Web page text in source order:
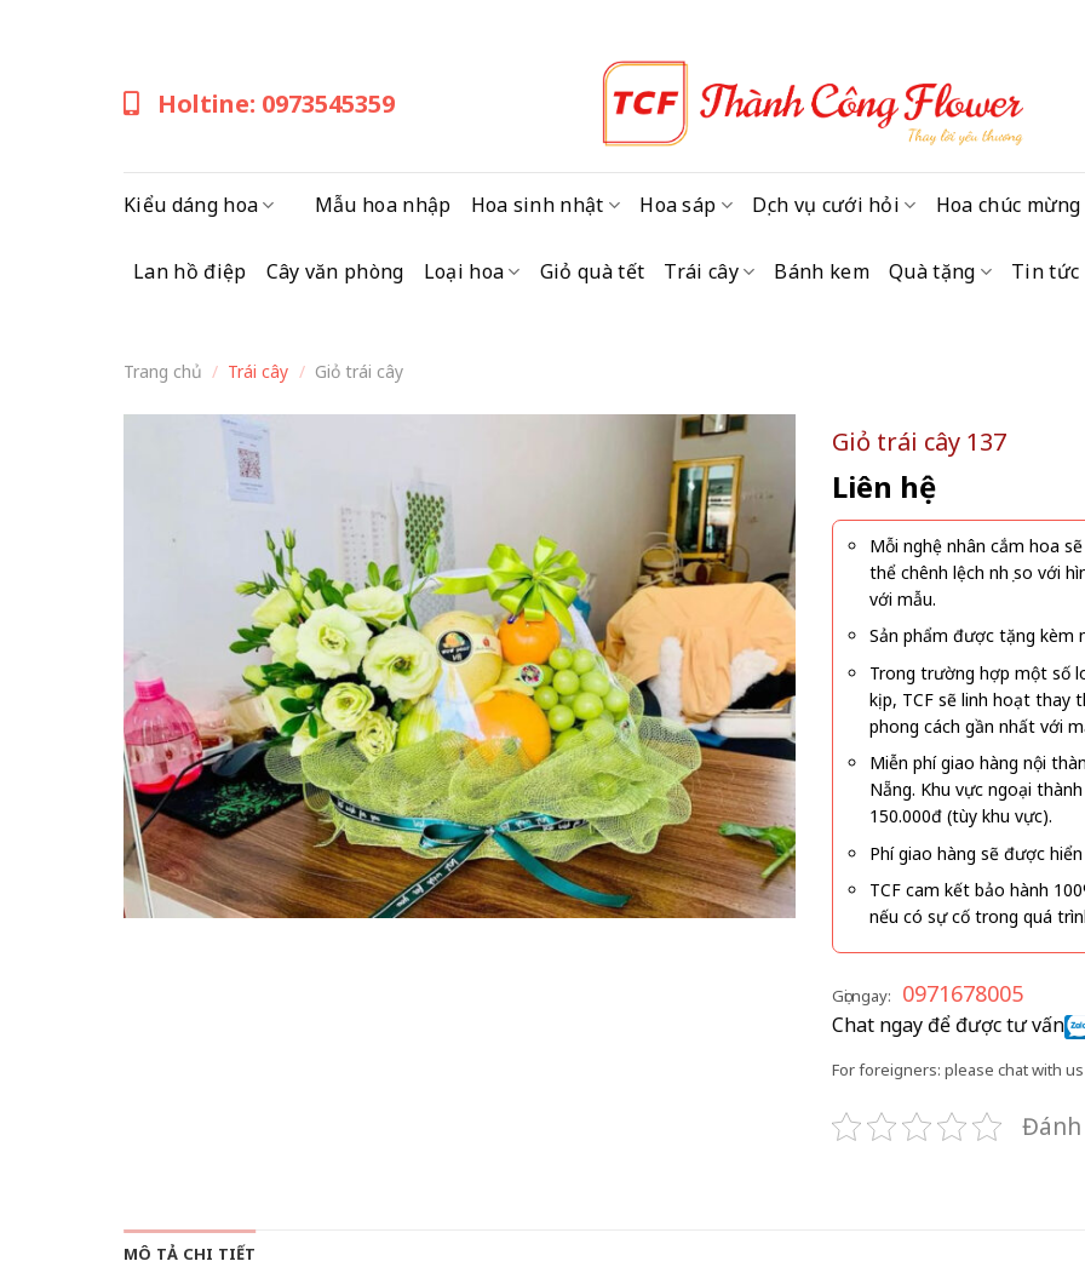
Holtine: 0973545359
Kiểu dáng hoa Mẫu hoa nhập Hoa sinh nhật Hoa sáp Dịch vụ cưới hỏi Hoa chúc mừng
Lan hồ điệp Cây văn phòng Loại hoa Giỏ quà tết Trái cây Bánh kem Quà tặng Tin tức
Trang chủ / Trái cây / Giỏ trái cây
Giỏ trái cây 137
Liên hệ
Mỗi nghệ nhân cắm hoa
thể chênh lệch nhẹ so với
với mẫu.
Sản phẩm được tặng kèm
Trong trường hợp một số
kịp, TCF sẽ linh hoạt thay
phong cách gần nhất với
Miễn phí giao hàng nội
Nẵng. Khu vực ngoại
150.000đ (tùy khu vực).
Phí giao hàng sẽ được
TCF cam kết bảo hành
nếu có sự cố trong quá
Gọi ngay: 0971678005
Chat ngay để được tư vấn
For foreigners: please chat with
MÔ TẢ CHI TIẾT